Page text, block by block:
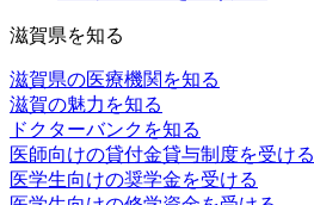
滋賀県を知る
滋賀県の医療機関を知る
滋賀の魅力を知る
ドクターバンクを知る
医師向けの貸付金貸与制度を受ける
医学生向けの奨学金を受ける